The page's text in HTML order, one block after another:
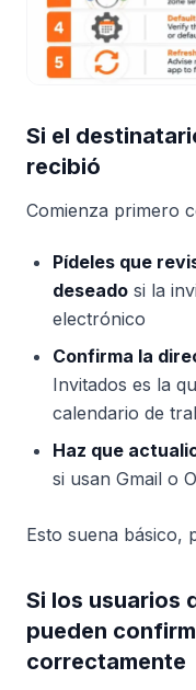
Si el
recibió
Comienza primero
Pídeles que
deseado si la
electrónico
Confirma la
Invitados es la
calendario de
Haz que
si usan Gmail o
Esto suena básico,
Si los usuarios
pueden
correctamente